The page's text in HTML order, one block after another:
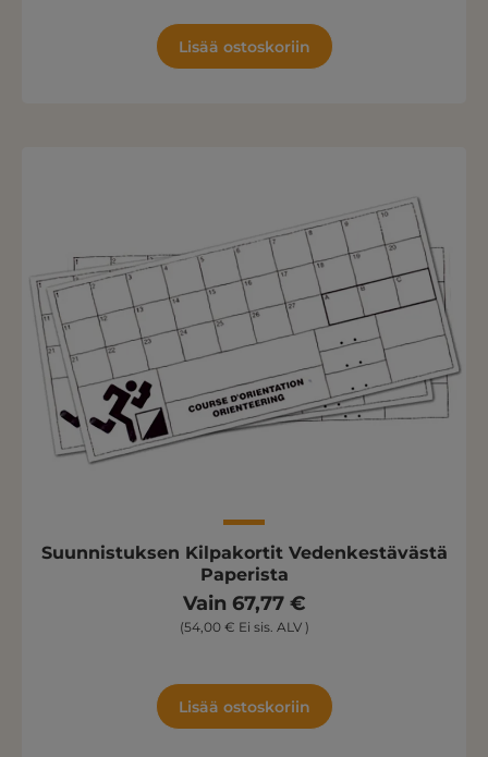
Lisää ostoskoriin
Suunnistuksen Kilpakortit Vedenkestävästä
Paperista
Vain 67,77 €
(54,00 € Ei sis. ALV )
Lisää ostoskoriin